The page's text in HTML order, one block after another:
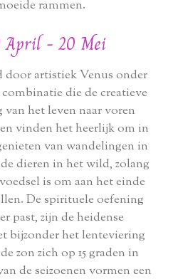
rammen.
- 20 Mei
door artistiek Venus onder
die de creatieve
van het leven naar voren
vinden het heerlijk om in
van wandelingen in
dieren in het wild, zolang
is om aan het einde
De spirituele oefening
past, zijn de heidense
bijzonder het lenteviering
zon zich op 15 graden in
de seizoenen vormen een